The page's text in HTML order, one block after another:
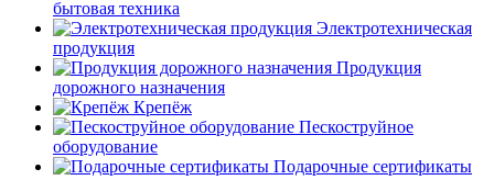
бытовая техника
Электротехническая
продукция
Продукция
дорожного назначения
Крепёж
Пескоструйное
оборудование
Подарочные сертификаты